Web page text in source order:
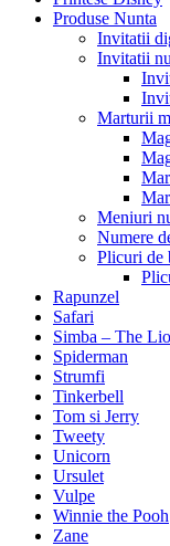
Produse Nunta
Invitatii
Invitatii
Marturii
Meniuri
Numere
Plicuri de
Rapunzel
Safari
Simba – The
Spiderman
Strumfi
Tinkerbell
Tom si Jerry
Tweety
Unicorn
Ursulet
Vulpe
Winnie the Pooh
Zane